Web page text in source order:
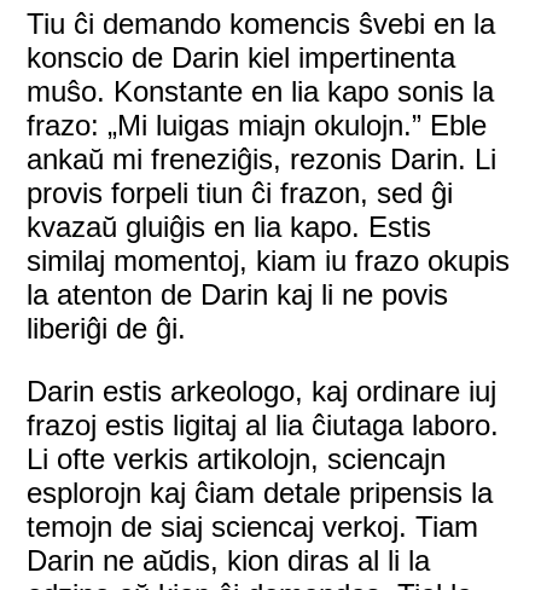
Tiu ĉi demando komencis ŝvebi en la
konscio de Darin kiel impertinenta
muŝo. Konstante en lia kapo sonis la
frazo: „Mi luigas miajn okulojn.” Eble
ankaŭ mi freneziĝis, rezonis Darin. Li
provis forpeli tiun ĉi frazon, sed ĝi
kvazaŭ gluiĝis en lia kapo. Estis
similaj momentoj, kiam iu frazo okupis
la atenton de Darin kaj li ne povis
liberiĝi de ĝi.
Darin estis arkeologo, kaj ordinare iuj
frazoj estis ligitaj al lia ĉiutaga laboro.
Li ofte verkis artikolojn, sciencajn
esplorojn kaj ĉiam detale pripensis la
temojn de siaj sciencaj verkoj. Tiam
Darin ne aŭdis, kion diras al li la